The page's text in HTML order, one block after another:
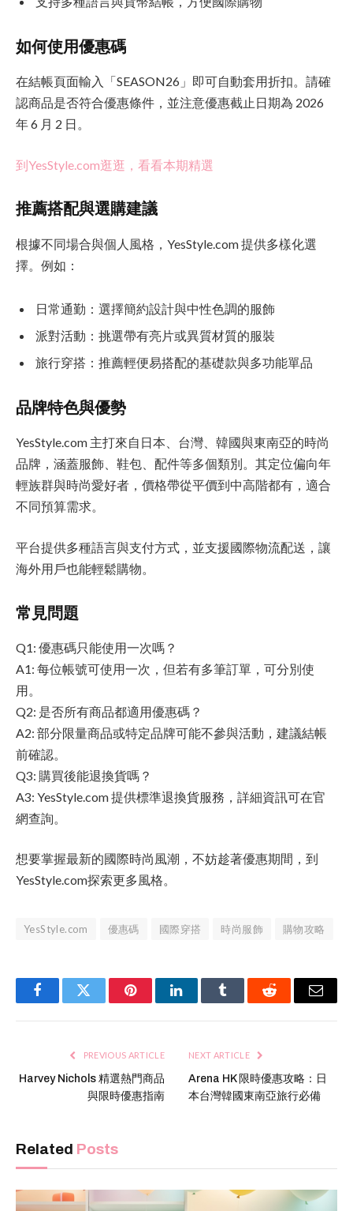
如何使用優惠碼
在結帳頁面輸入「SEASON26」即可自動套用折扣。請確
認商品是否符合優惠條件，並注意優惠截止日期為 2026
年 6 月 2 日。
到YesStyle.com逛逛，看看本期精選
推薦搭配與選購建議
根據不同場合與個人風格，YesStyle.com 提供多樣化選
擇。例如：
日常通勤：選擇簡約設計與中性色調的服飾
派對活動：挑選帶有亮片或異質材質的服裝
旅行穿搭：推薦輕便易搭配的基礎款與多功能單品
品牌特色與優勢
YesStyle.com 主打來自日本、台灣、韓國與東南亞的時尚
品牌，涵蓋服飾、鞋包、配件等多個類別。其定位偏向年
輕族群與時尚愛好者，價格帶從平價到中高階都有，適合
不同預算需求。
平台提供多種語言與支付方式，並支援國際物流配送，讓
海外用戶也能輕鬆購物。
常見問題
Q1: 優惠碼只能使用一次嗎？
A1: 每位帳號可使用一次，但若有多筆訂單，可分別使
用。
Q2: 是否所有商品都適用優惠碼？
A2: 部分限量商品或特定品牌可能不參與活動，建議結帳
前確認。
Q3: 購買後能退換貨嗎？
A3: YesStyle.com 提供標準退換貨服務，詳細資訊可在官
網查詢。
想要掌握最新的國際時尚風潮，不妨趁著優惠期間，到
YesStyle.com探索更多風格。
YesStyle.com 優惠碼 國際穿搭 時尚服飾 購物攻略
FacebookTwitter PinterestLinkedInTumblr Reddit Email
PREVIOUS ARTICLE
Harvey Nichols 精選熱門商品
與限時優惠指南
NEXT ARTICLE
Arena HK 限時優惠攻略：日
本台灣韓國東南亞旅行必備
Related Posts